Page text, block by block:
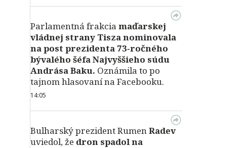
Parlamentná frakcia maďarskej
vládnej strany Tisza nominovala
na post prezidenta 73‑ročného
bývalého šéfa Najvyššieho súdu
Andrása Baku. Oznámila to po
tajnom hlasovaní na Facebooku.
14:05
Bulharský prezident RumenRadev
uviedol, že dron spadol na